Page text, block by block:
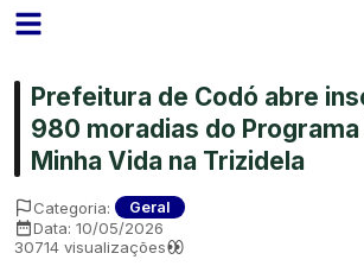
Prefeitura de Codó abre
980 moradias do Programa
Minha Vida na Trizidela
Categoria: Geral
Data: 10/05/2026
30714 visualizações